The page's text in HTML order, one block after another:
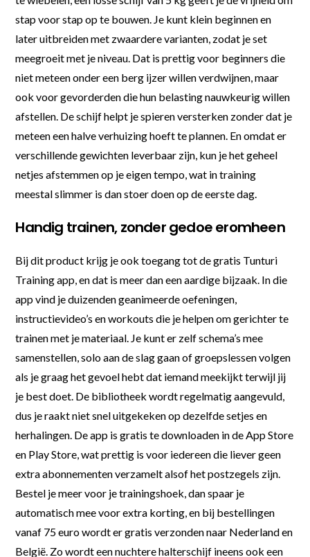
stap voor stap op te bouwen. Je kunt klein beginnen en
later uitbreiden met zwaardere varianten, zodat je set
meegroeit met je niveau. Dat is prettig voor beginners die
niet meteen onder een berg ijzer willen verdwijnen, maar
ook voor gevorderden die hun belasting nauwkeurig willen
afstellen. De schijf helpt je spieren versterken zonder dat je
meteen een halve verhuizing hoeft te plannen. En omdat er
verschillende gewichten leverbaar zijn, kun je het geheel
netjes afstemmen op je eigen tempo, wat in training
meestal slimmer is dan stoer doen op de eerste dag.
Handig trainen, zonder gedoe eromheen
Bij dit product krijg je ook toegang tot de gratis Tunturi
Training app, en dat is meer dan een aardige bijzaak. In die
app vind je duizenden geanimeerde oefeningen,
instructievideo’s en workouts die je helpen om gerichter te
trainen met je materiaal. Je kunt er zelf schema’s mee
samenstellen, solo aan de slag gaan of groepslessen volgen
als je graag het gevoel hebt dat iemand meekijkt terwijl jij
je best doet. De bibliotheek wordt regelmatig aangevuld,
dus je raakt niet snel uitgekeken op dezelfde setjes en
herhalingen. De app is gratis te downloaden in de App Store
en Play Store, wat prettig is voor iedereen die liever geen
extra abonnementen verzamelt alsof het postzegels zijn.
Bestel je meer voor je trainingshoek, dan spaar je
automatisch mee voor extra korting, en bij bestellingen
vanaf 75 euro wordt er gratis verzonden naar Nederland en
België. Zo wordt een nuchtere halterschijf ineens ook een